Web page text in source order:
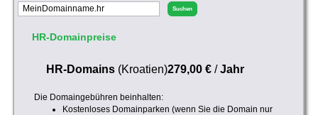
HR-Domainpreise
HR-Domains(Kroatien)279,00 €/Jahr
Die Domaingebühren beinhalten:
Kostenloses Domainparken (wenn Sie die Domain nur